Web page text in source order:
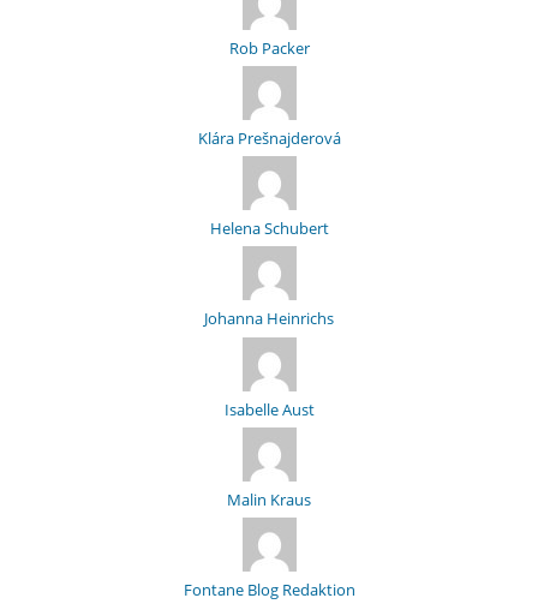
Rob Packer
Klára Prešnajderová
Helena Schubert
Johanna Heinrichs
Isabelle Aust
Malin Kraus
Fontane Blog Redaktion